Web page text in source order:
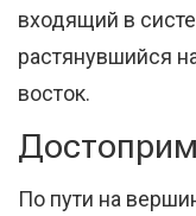
входящий в
растянувшийся
восток.
По пути на